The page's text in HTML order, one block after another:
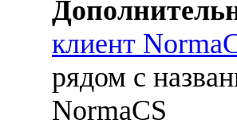
клиент
рядом с
NormaCS